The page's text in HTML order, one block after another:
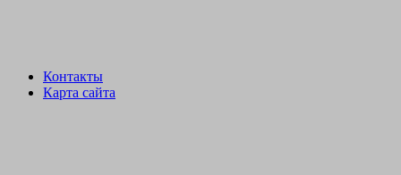
Контакты
Карта сайта